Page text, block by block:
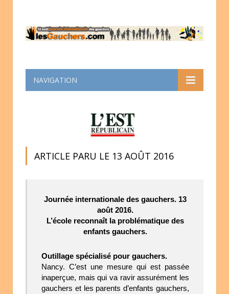
NAVIGATION
ARTICLE PARU LE 13 AOÛT 2016
Journée internationale des gauchers. 13
août 2016.
L’école reconnaît la problématique des
enfants gauchers.
Outillage spécialisé pour gauchers.
Nancy. C’est une mesure qui est passée
inaperçue, mais qui va ravir assurément les
gauchers et les parents d’enfants gauchers,